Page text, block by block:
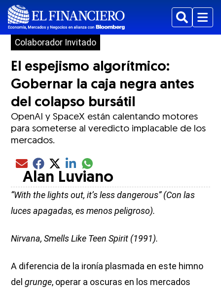
BuscarMenu
Colaborador Invitado
El espejismo algorítmico:
Gobernar la caja negra antes
del colapso bursátil
OpenAI y SpaceX están calentando motores
para someterse al veredicto implacable de los
mercados.
Compartir el artículo actual mediante Email
Compartir el artículo actual mediante Facebook
Compartir el artículo actual mediante Twitter
Compartir el artículo actual mediante LinkedIn
Compartir el artículo actual mediante
Alan Luviano
“With the lights out, it’s less dangerous” (Con las
luces apagadas, es menos peligroso).
Nirvana, Smells Like Teen Spirit (1991).
A diferencia de la ironía plasmada en este himno
delgrunge, operar a oscuras en los mercados